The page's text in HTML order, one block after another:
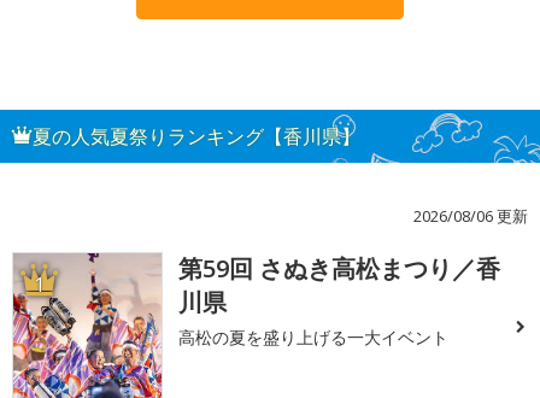
夏の人気夏祭りランキング【香川県】
2026/08/06 更新
1
第59回 さぬき高松まつり／香
川県
高松の夏を盛り上げる一大イベント